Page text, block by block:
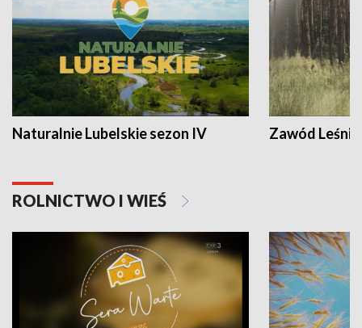
Naturalnie Lubelskie sezon IV Zawód Leśnik
ROLNICTWO I WIEŚ